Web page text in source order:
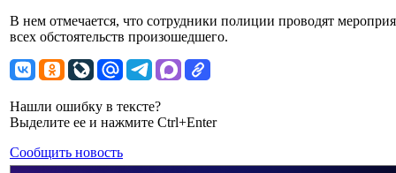
В нем отмечается, что сотрудники полиции проводят
всех обстоятельств произошедшего.
Нашли ошибку в тексте?
Выделите ее и нажмите Ctrl+Enter
Сообщить новость